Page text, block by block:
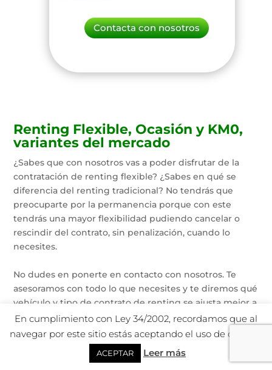
Contacta con nosotros
Renting Flexible, Ocasión y KM0,
variantes del mercado
¿Sabes que con nosotros vas a poder disfrutar de la
contratación de renting flexible? ¿Sabes en qué se
diferencia del renting tradicional? No tendrás que
preocuparte por la permanencia porque con este
tendrás una mayor flexibilidad pudiendo cancelar o
rescindir del contrato, sin penalización, cuando lo
necesites.
No dudes en ponerte en contacto con nosotros. Te
asesoramos con todo lo que necesites y te diremos qué
vehículo y tipo de contrato de renting se ajusta mejor a
tus necesidades.
En cumplimiento con Ley 34/2002, recordamos que al
navegar por este sitio estás aceptando el uso de cookies.
ACEPTAR Leer más